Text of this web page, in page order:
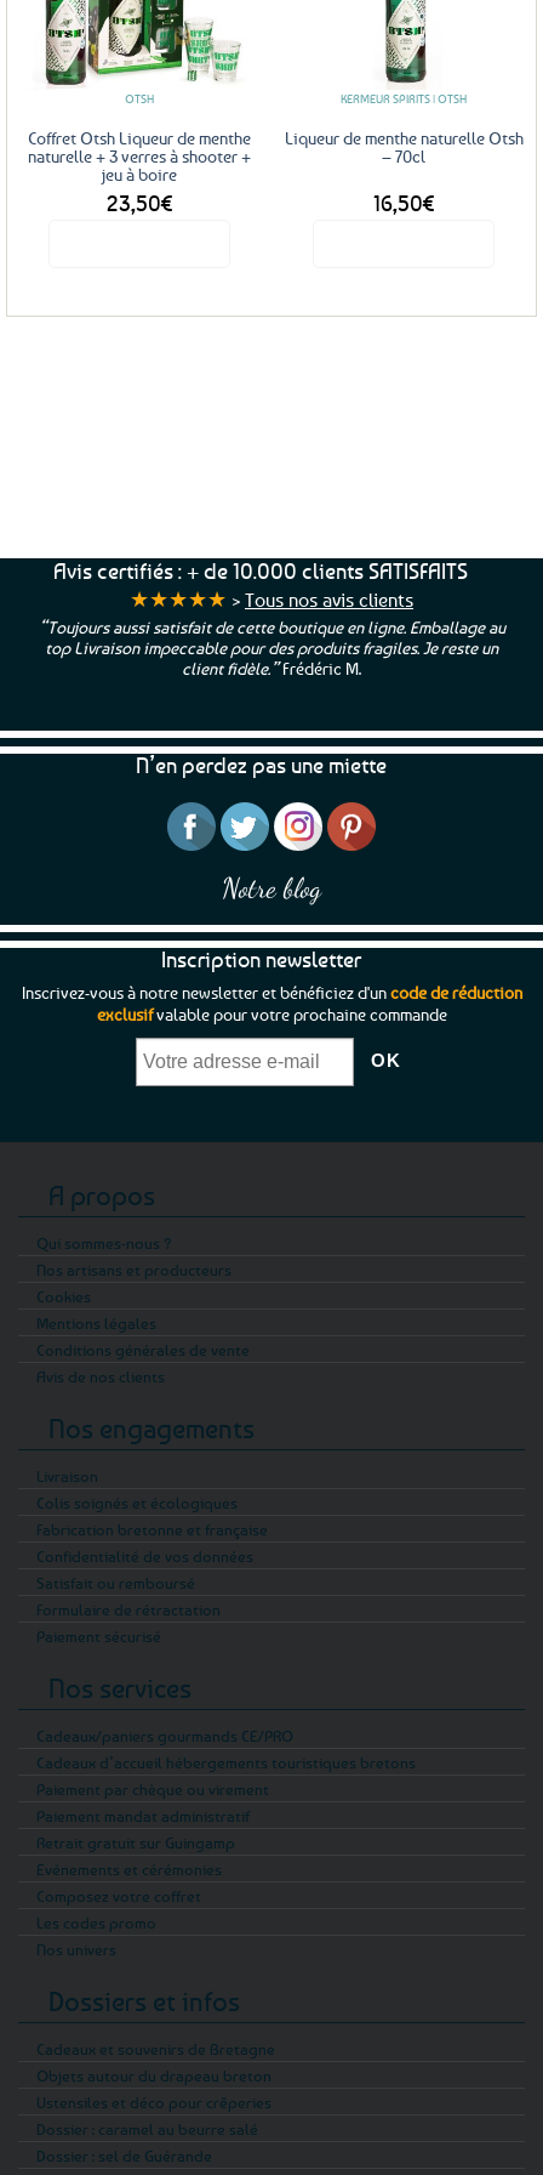
favoris
OTSH
Coffret Otsh Liqueur de menthe
naturelle + 3 verres à shooter +
jeu à boire
23,50€
KERMEUR SPIRITS | OTSH
Liqueur de menthe naturelle Otsh
– 70cl
16,50€
Avis certifiés : + de 10.000 clients SATISFAITS
★★★★★ > Tous nos avis clients
“Toujours aussi satisfait de cette boutique en ligne. Emballage au
top Livraison impeccable pour des produits fragiles. Je reste un
client fidèle.”Frédéric M.
N’en perdez pas une miette
Notre blog
Inscription newsletter
Inscrivez-vous à notre newsletter et bénéficiez d'uncode de réduction
exclusifvalable pour votre prochaine commande
A propos
Qui sommes-nous ?
Nos artisans et producteurs
Cookies
Mentions légales
Conditions générales de vente
Avis de nos clients
Nos engagements
Livraison
Colis soignés et écologiques
Fabrication bretonne et française
Confidentialité de vos données
Satisfait ou remboursé
Formulaire de rétractation
Paiement sécurisé
Nos services
Cadeaux/paniers gourmands CE/PRO
Cadeaux d’accueil hébergements touristiques bretons
Paiement par chèque ou virement
Paiement mandat administratif
Retrait gratuit sur Guingamp
Evénements et cérémonies
Composez votre coffret
Les codes promo
Nos univers
Dossiers et infos
Cadeaux et souvenirs de Bretagne
Objets autour du drapeau breton
Ustensiles et déco pour crêperies
Dossier : caramel au beurre salé
Dossier : sel de Guérande